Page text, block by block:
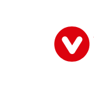
Finanzen